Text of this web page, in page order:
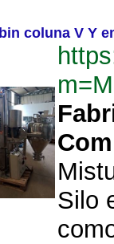
coluna V Y
Silo